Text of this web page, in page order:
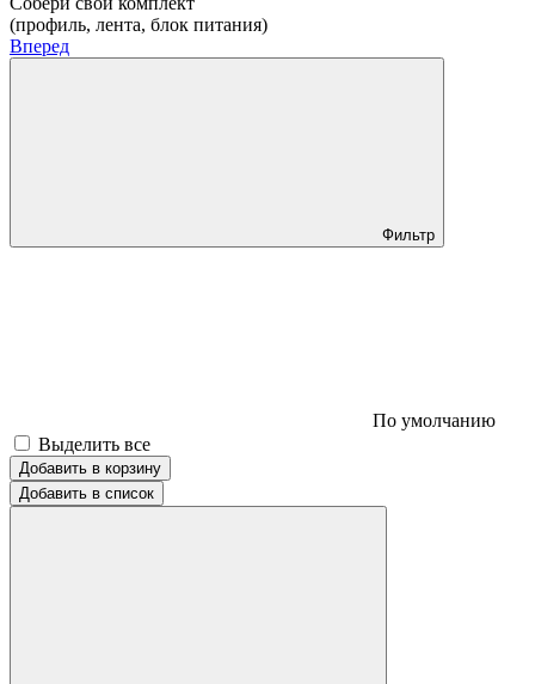
(профиль, лента, блок питания)
Вперед
Фильтр
По умолчанию
Выделить все
Добавить в корзину
Добавить в список